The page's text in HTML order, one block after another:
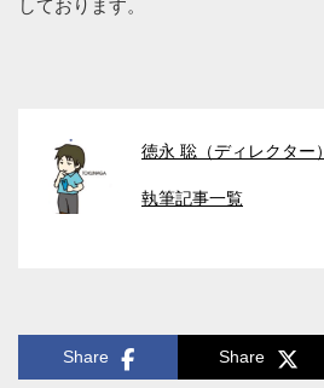
しております。
徳永 聡（ディレクター）
執筆記事一覧
Share Share